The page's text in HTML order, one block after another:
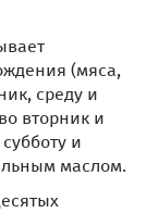
(мяса,
среду и
вторник и
и
маслом.